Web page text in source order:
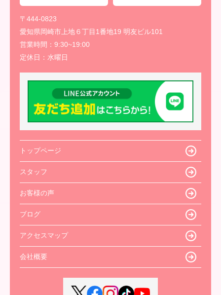
〒444-0823
愛知県岡崎市上地６丁目1番地19 明友ビル101
営業時間： 9:30~19:00
定休日： 水曜日
トップページ
スタッフ
お客様の声
ブログ
アクセスマップ
会社概要